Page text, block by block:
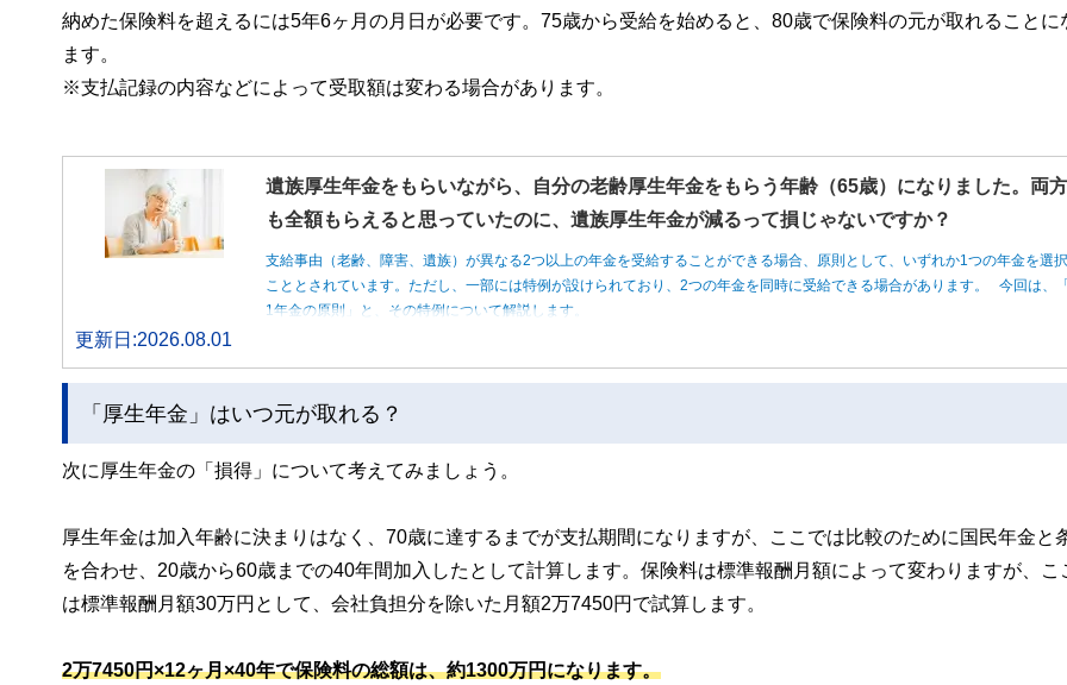
納めた保険料を超えるには5年6ヶ月の月日が必要です。75歳から受給を始めると、80歳で保険料の元が取れることに
ます。
※支払記録の内容などによって受取額は変わる場合があります。
遺族厚生年金をもらいながら、自分の老齢厚生年金をもらう年齢（65歳）になりました。両
も全額もらえると思っていたのに、遺族厚生年金が減るって損じゃないですか？
支給事由（老齢、障害、遺族）が異なる2つ以上の年金を受給することができる場合、原則として、いずれか1つの年金を選
こととされています。ただし、一部には特例が設けられており、2つの年金を同時に受給できる場合があります。 今回は、
1年金の原則」と、その特例について解説します。
更新日:2026.08.01
「厚生年金」はいつ元が取れる？
次に厚生年金の「損得」について考えてみましょう。
厚生年金は加入年齢に決まりはなく、70歳に達するまでが支払期間になりますが、ここでは比較のために国民年金と
を合わせ、20歳から60歳までの40年間加入したとして計算します。保険料は標準報酬月額によって変わりますが、こ
は標準報酬月額30万円として、会社負担分を除いた月額2万7450円で試算します。
2万7450円×12ヶ月×40年で保険料の総額は、約1300万円になります。